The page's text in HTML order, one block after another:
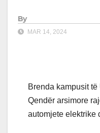
By
MAR 14, 2024
Brenda kampusit
Qendër arsimore
automjete elektrike